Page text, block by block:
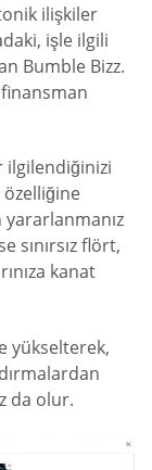
ilişkiler
işle ilgili
Bumble Bizz.
ilgilendiğinizi
özelliğine
sınırsız flört,
kanat
yükselterek,
da olur.